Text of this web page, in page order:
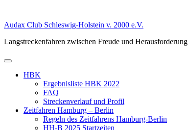
springen
Audax Club Schleswig-Holstein v. 2000 e.V.
Langstreckenfahren zwischen Freude und Herausforderung
Primäres
HBK
Ergebnisliste HBK 2022
FAQ
Streckenverlauf und Profil
Zeitfahren Hamburg – Berlin
Regeln des Zeitfahrens Hamburg-Berlin
HH-B 2025 Startzeiten